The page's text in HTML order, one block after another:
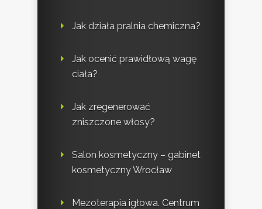
Jak działa pralnia chemiczna?
Jak ocenić prawidłową wagę
ciała?
Jak zregenerować
zniszczone włosy?
Salon kosmetyczny – gabinet
kosmetyczny Wrocław
Mezoterapia igłowa. Centrum